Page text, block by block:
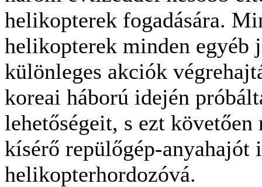
helikopterek fogadására.
helikopterek minden egyéb
különleges akciók
koreai háború idején
lehetőségeit, s ezt követően
kísérő repülőgép-anyahajót
helikopterhordozóvá.